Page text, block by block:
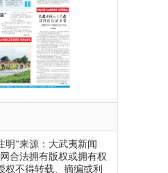
“来源：大武夷新闻
合法拥有版权或拥有权
权不得转载、摘编或利